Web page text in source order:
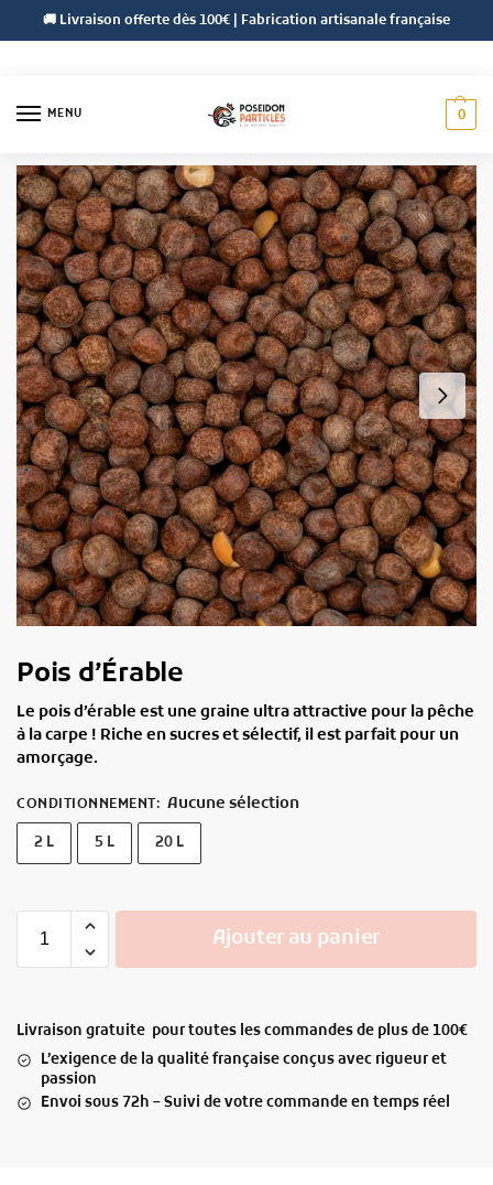
🚚 Livraison offerte dès 100€ | Fabrication artisanale française
MENU
0
Pois d’Érable
Le pois d’érable est une graine ultra attractive pour la pêche
à la carpe ! Riche en sucres et sélectif, il est parfait pour un
amorçage.
CONDITIONNEMENT: Aucune sélection
2 L 5 L 20 L
Ajouter au panier
Livraison gratuite pour toutes les commandes de plus de 100€
L’exigence de la qualité française conçus avec rigueur et
passion
Envoi sous 72h – Suivi de votre commande en temps réel